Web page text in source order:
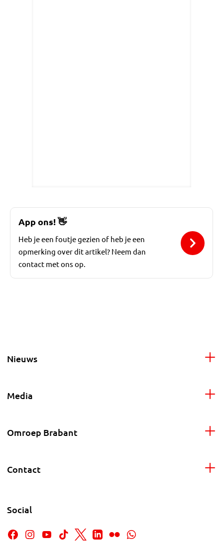
App ons!👋
Heb je een foutje gezien of heb je een
opmerking over dit artikel? Neem dan
contact met ons op.
Nieuws
Media
Omroep Brabant
Contact
Social